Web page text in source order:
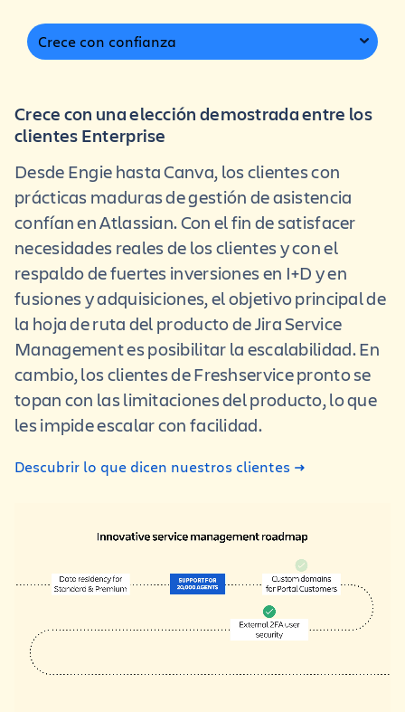
Crece con confianza
Crece con una elección demostrada entre los
clientes Enterprise
Desde Engie hasta Canva, los clientes con
prácticas maduras de gestión de asistencia
confían en Atlassian. Con el fin de satisfacer
necesidades reales de los clientes y con el
respaldo de fuertes inversiones en I+D y en
fusiones y adquisiciones, el objetivo principal de
la hoja de ruta del producto de Jira Service
Management es posibilitar la escalabilidad. En
cambio, los clientes de Freshservice pronto se
topan con las limitaciones del producto, lo que
les impide escalar con facilidad.
Descubrir lo que dicen nuestros clientes